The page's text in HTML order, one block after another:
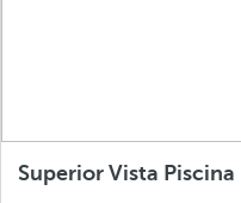
Superior Vista Piscina